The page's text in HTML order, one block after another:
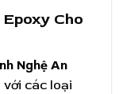
Cho
Nghệ An
các loại